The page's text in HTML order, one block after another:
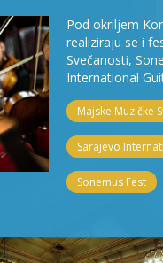
Pod okriljem
realiziraju se i
Svečanosti,
International
Majske Muzičke
Sarajevo
Sonemus Fest